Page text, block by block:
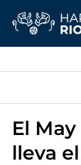
El
lleva